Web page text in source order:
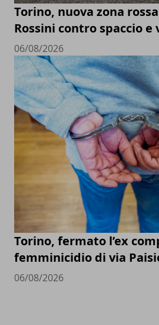
Torino, nuova zona
Rossini contro spaccio e
06/08/2026
Torino, fermato l’ex
femminicidio di via
06/08/2026